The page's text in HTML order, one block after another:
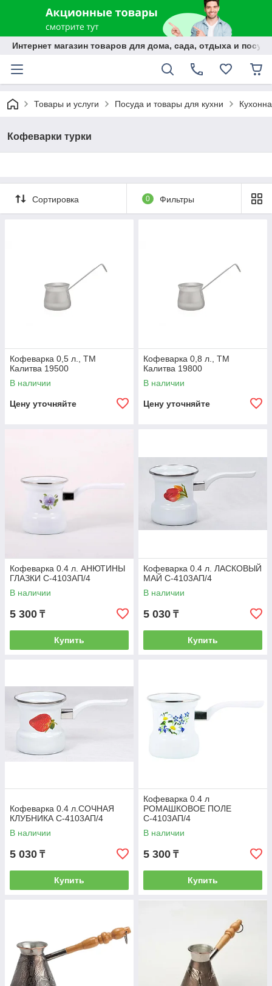
Интернет магазин товаров для дома, сада, отдыха и
Товары и услуги Посуда и товары для кухни
Кофеварки турки
Сортировка 0 Фильтры
Кофеварка 0,5 л., ТМ
Калитва 19500
В наличии
Цену уточняйте
Кофеварка 0,8 л., ТМ
Калитва 19800
В наличии
Цену уточняйте
Кофеварка 0.4 л. АНЮТИНЫ
ГЛАЗКИ С-4103АП/4
В наличии
5 300 ₸
Купить
Кофеварка 0.4 л. ЛАСКОВЫЙ
МАЙ С-4103АП/4
В наличии
5 030 ₸
Купить
Кофеварка 0.4 л.СОЧНАЯ
КЛУБНИКА С-4103АП/4
В наличии
5 030 ₸
Купить
Кофеварка 0.4 л
РОМАШКОВОЕ ПОЛЕ
С-4103АП/4
В наличии
5 300 ₸
Купить